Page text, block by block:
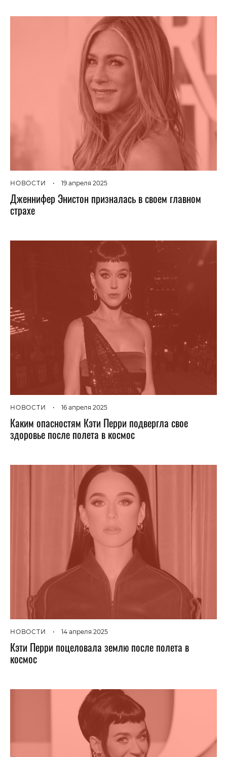
НОВОСТИ • 19 апреля 2025
Дженнифер Энистон призналась в своем главном
страхе
НОВОСТИ • 16 апреля 2025
Каким опасностям Кэти Перри подвергла свое
здоровье после полета в космос
НОВОСТИ • 14 апреля 2025
Кэти Перри поцеловала землю после полета в
космос